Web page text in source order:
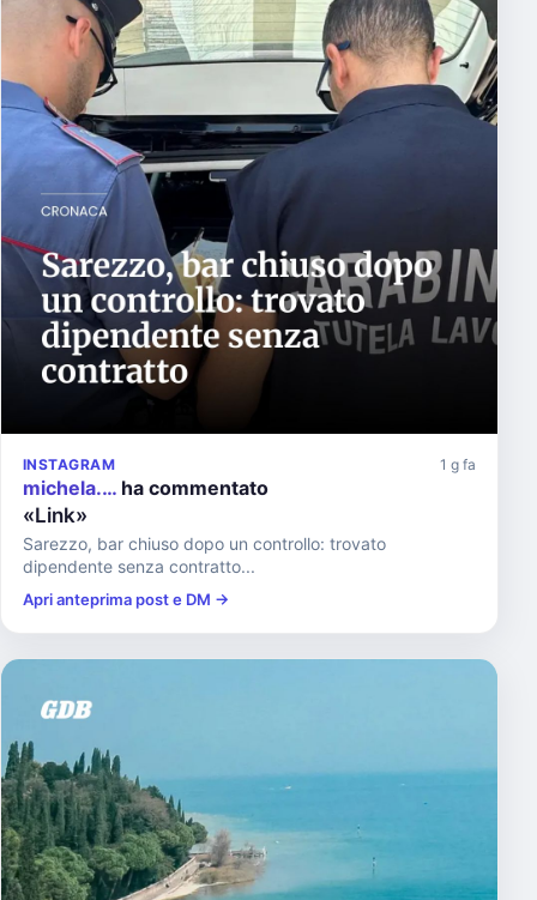
INSTAGRAM 1 g fa
michela.… ha commentato
«Link»
Sarezzo, bar chiuso dopo un controllo: trovato
dipendente senza contratto...
Apri anteprima post e DM →